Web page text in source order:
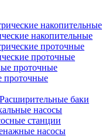
накопительные
проточные
проточные
Расширительные баки
насосы
станции
насосы